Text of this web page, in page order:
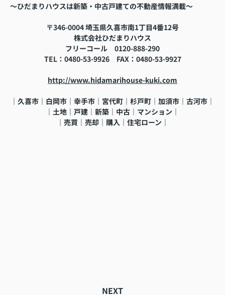
～ひだまりハウスは新築・中古戸建ての不動産情報満載～
〒346-0004 埼玉県久喜市南1丁目4番12号
株式会社ひだまりハウス
フリーコール 0120-888-290
TEL：0480-53-9926 FAX： 0480-53-9927
http://www.hidamarihouse-kuki.com
｜久喜市｜白岡市｜幸手市｜宮代町｜杉戸町｜加須市｜古河市 ｜
｜土地｜戸建｜新築｜中古｜マンション｜
｜売買｜売却｜購入｜住宅ローン｜
NEXT